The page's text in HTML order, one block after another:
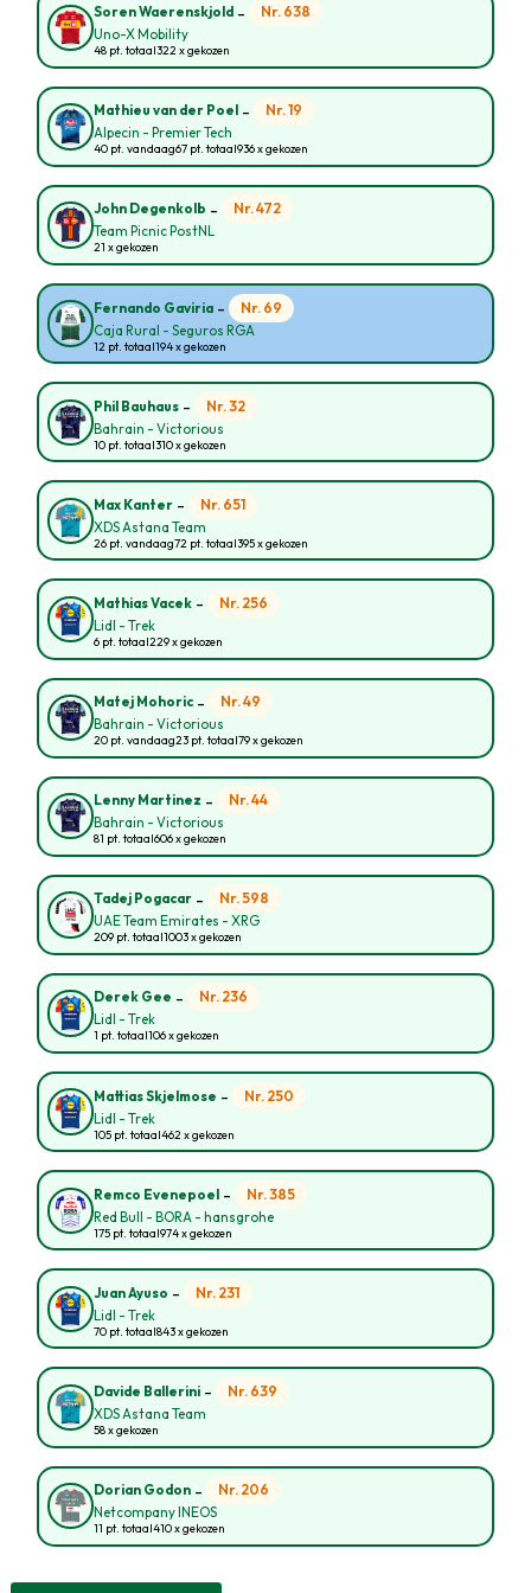
Soren Waerenskjold - Nr. 638
Uno-X Mobility
48 pt. totaal322 x gekozen
Mathieu van der Poel - Nr. 19
Alpecin - Premier Tech
40 pt. vandaag67 pt. totaal936 x gekozen
John Degenkolb - Nr. 472
Team Picnic PostNL
21 x gekozen
Fernando Gaviria - Nr. 69
Caja Rural - Seguros RGA
12 pt. totaal194 x gekozen
Phil Bauhaus - Nr. 32
Bahrain - Victorious
10 pt. totaal310 x gekozen
Max Kanter - Nr. 651
XDS Astana Team
26 pt. vandaag72 pt. totaal395 x gekozen
Mathias Vacek - Nr. 256
Lidl - Trek
6 pt. totaal229 x gekozen
Matej Mohoric - Nr. 49
Bahrain - Victorious
20 pt. vandaag23 pt. totaal79 x gekozen
Lenny Martinez - Nr. 44
Bahrain - Victorious
81 pt. totaal606 x gekozen
Tadej Pogacar - Nr. 598
UAE Team Emirates - XRG
209 pt. totaal1003 x gekozen
Derek Gee - Nr. 236
Lidl - Trek
1 pt. totaal106 x gekozen
Mattias Skjelmose - Nr. 250
Lidl - Trek
105 pt. totaal462 x gekozen
Remco Evenepoel - Nr. 385
Red Bull - BORA - hansgrohe
175 pt. totaal974 x gekozen
Juan Ayuso - Nr. 231
Lidl - Trek
70 pt. totaal843 x gekozen
Davide Ballerini - Nr. 639
XDS Astana Team
58 x gekozen
Dorian Godon - Nr. 206
Netcompany INEOS
11 pt. totaal410 x gekozen